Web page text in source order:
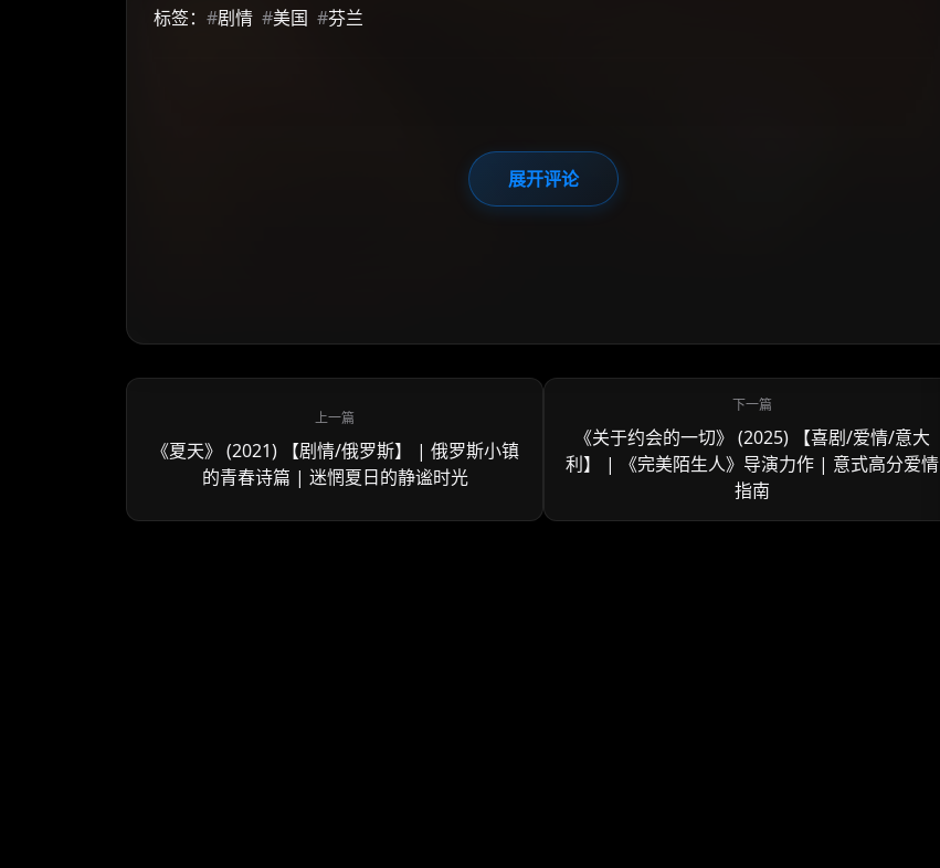
标签： #剧情 #美国 #芬兰
展开评论
《夏天》 (2021) 【剧情/俄罗斯】 | 俄罗斯小镇
的青春诗篇 | 迷惘夏日的静谧时光
《关于约会的一切》 (2025) 【喜剧/爱情/意大
利】 | 《完美陌生人》导演力作 | 意式高分爱情
指南